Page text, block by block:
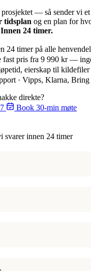
— så sender vi et
tidsplan og en plan for
Innen 24 timer.
24 timer på alle
fast pris fra 9 990 kr —
eierskap til kildefiler
· Vipps, Klarna,
direkte?
Book 30-min møte
innen 24 timer